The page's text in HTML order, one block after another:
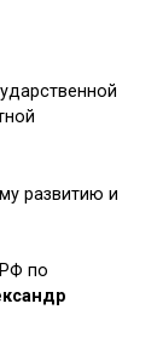
развитию и
по